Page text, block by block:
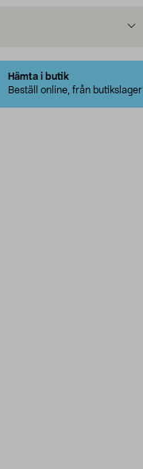
Hämta i butik
Beställ online, från butikslager